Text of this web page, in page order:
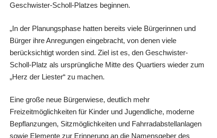
Geschwister-Scholl-Platzes beginnen.
„In der Planungsphase hatten bereits viele Bürgerinnen und
Bürger ihre Anregungen eingebracht, von denen viele
berücksichtigt worden sind. Ziel ist es, den Geschwister-
Scholl-Platz als ursprüngliche Mitte des Quartiers wieder zum
„Herz der Liester“ zu machen.
Eine große neue Bürgerwiese, deutlich mehr
Freizeitmöglichkeiten für Kinder und Jugendliche, moderne
Bepflanzungen, Sitzmöglichkeiten und Fahrradabstellanlagen
sowie Elemente zur Erinnerung an die Namensgeber des